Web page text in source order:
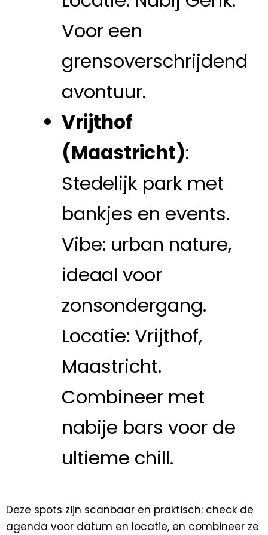
Voor een
grensoverschrijdend
avontuur.
Vrijthof
(Maastricht):
Stedelijk park met
bankjes en events.
Vibe: urban nature,
ideaal voor
zonsondergang.
Locatie: Vrijthof,
Maastricht.
Combineer met
nabije bars voor de
ultieme chill.
Deze spots zijn scanbaar en praktisch: check de
agenda voor datum en locatie, en combineer ze